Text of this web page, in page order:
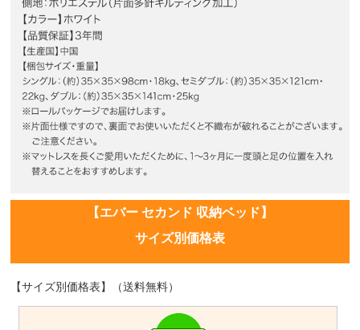
【エバー セカンド 収納ベッド】
サイズ別価格表
【サイズ別価格表】（送料無料）